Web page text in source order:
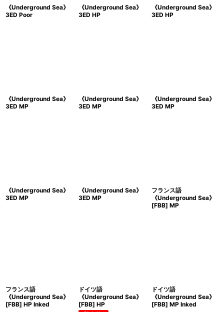
《Underground Sea》
3ED Poor
《Underground Sea》
3ED HP
《Underground Sea》
3ED HP
《Underground Sea》
3ED MP
《Underground Sea》
3ED MP
《Underground Sea》
3ED MP
《Underground Sea》
3ED MP
《Underground Sea》
3ED MP
フランス語
《Underground Sea》
[FBB] MP
フランス語
《Underground Sea》
[FBB] HP Inked
ドイツ語
《Underground Sea》
[FBB] HP
ドイツ語
《Underground Sea》
[FBB] MP Inked